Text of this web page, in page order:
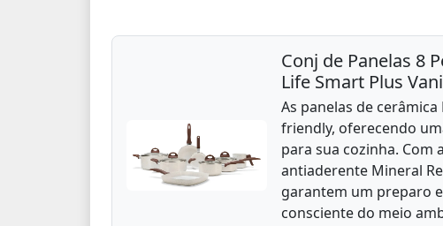
Conj de Panelas 8
Life Smart Plus
As panelas de
friendly, oferecendo
para sua cozinha. Com
antiaderente Mineral
garantem um preparo
consciente do meio